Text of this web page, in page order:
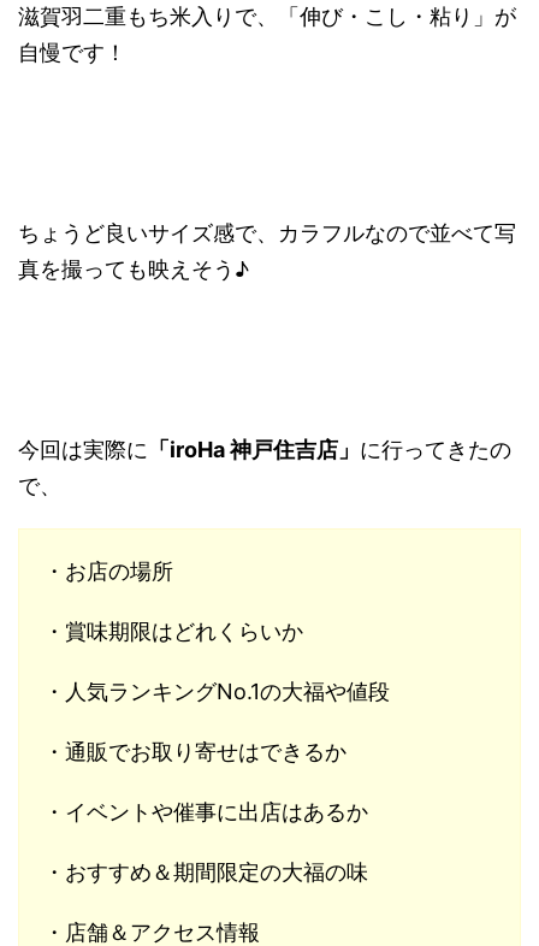
滋賀羽二重もち米入りで、「伸び・こし・粘り」が
自慢です！
ちょうど良いサイズ感で、カラフルなので並べて写
真を撮っても映えそう♪
今回は実際に 「iroHa 神戸住吉店」 に行ってきたの
で、
・お店の場所
・賞味期限はどれくらいか
・人気ランキングNo.1の大福や値段
・通販でお取り寄せはできるか
・イベントや催事に出店はあるか
・おすすめ＆期間限定の大福の味
・店舗＆アクセス情報